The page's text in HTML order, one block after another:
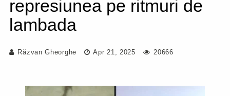
represiunea pe ritmuri de
lambada
Răzvan Gheorghe Apr 21, 2025 20666